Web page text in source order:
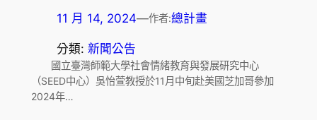
11 月 14, 2024—作者:總計畫
分類: 新聞公告
國立臺灣師範大學社會情緒教育與發展研究中心
（SEED中心）吳怡萱教授於11月中旬赴美國芝加哥參加
2024年…